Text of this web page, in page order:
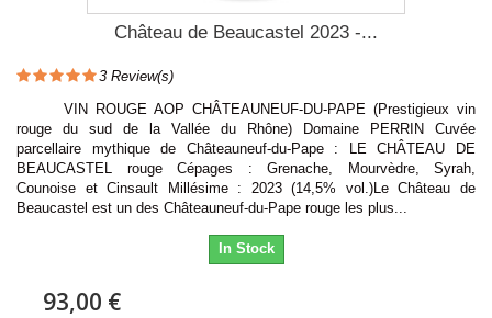
Château de Beaucastel 2023 -...
3 Review(s)
VIN ROUGE AOP CHÂTEAUNEUF-DU-PAPE (Prestigieux vin
rouge du sud de la Vallée du Rhône) Domaine PERRIN Cuvée
parcellaire mythique de Châteauneuf-du-Pape : LE CHÂTEAU DE
BEAUCASTEL rouge Cépages : Grenache, Mourvèdre, Syrah,
Counoise et Cinsault Millésime : 2023 (14,5% vol.)Le Château de
Beaucastel est un des Châteauneuf-du-Pape rouge les plus...
In Stock
93,00 €